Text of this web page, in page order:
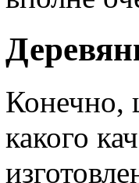
Конечно,
какого